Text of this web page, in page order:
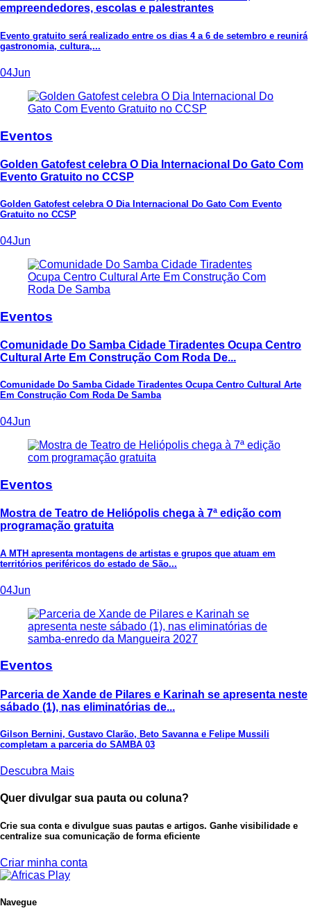
empreendedores, escolas e palestrantes
Evento gratuito será realizado entre os dias 4 a 6 de setembro e reunirá
gastronomia, cultura,...
04Jun
Eventos
Golden Gatofest celebra O Dia Internacional Do Gato Com
Evento Gratuito no CCSP
Golden Gatofest celebra O Dia Internacional Do Gato Com Evento
Gratuito no CCSP
04Jun
Eventos
Comunidade Do Samba Cidade Tiradentes Ocupa Centro
Cultural Arte Em Construção Com Roda De...
Comunidade Do Samba Cidade Tiradentes Ocupa Centro Cultural Arte
Em Construção Com Roda De Samba
04Jun
Eventos
Mostra de Teatro de Heliópolis chega à 7ª edição com
programação gratuita
A MTH apresenta montagens de artistas e grupos que atuam em
territórios periféricos do estado de São...
04Jun
Eventos
Parceria de Xande de Pilares e Karinah se apresenta neste
sábado (1), nas eliminatórias de...
Gilson Bernini, Gustavo Clarão, Beto Savanna e Felipe Mussili
completam a parceria do SAMBA 03
Descubra Mais
Quer divulgar sua pauta ou coluna?
Crie sua conta e divulgue suas pautas e artigos. Ganhe visibilidade e
centralize sua comunicação de forma eficiente
Criar minha conta
Navegue